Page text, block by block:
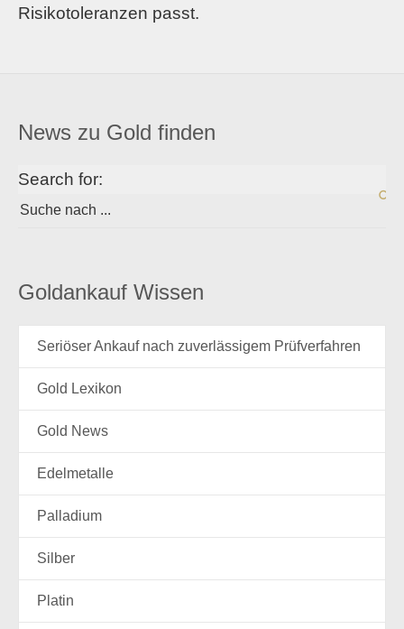
Risikotoleranzen passt.
News zu Gold finden
Search for:
Goldankauf Wissen
Seriöser Ankauf nach zuverlässigem Prüfverfahren
Gold Lexikon
Gold News
Edelmetalle
Palladium
Silber
Platin